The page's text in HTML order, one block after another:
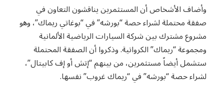
وأضاف الأشخاص أن المستثمرين يناقشون التعاون في
صفقة محتملة لشراء حصة “بورشه” في “بوغاتي ريماك”، وهو
مشروع مشترك بين شركة السيارات الرياضية الألمانية
ومجموعة “ريماك” الكرواتية. وذكروا أن الصفقة المحتملة
ستشمل أيضاً مستثمرين، من بينهم “إتش أو إف كابيتال”،
لشراء حصة “بورشه” في “ريماك غروب” نفسها.